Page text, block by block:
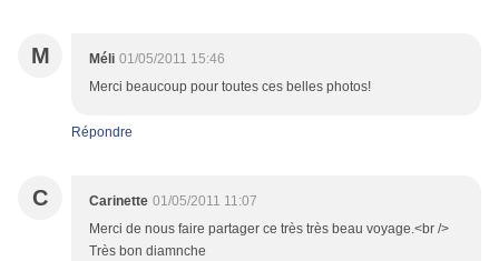
M Méli 01/05/2011 15:46
Merci beaucoup pour toutes ces belles photos!
Répondre
C Carinette 01/05/2011 11:07
Merci de nous faire partager ce très très beau voyage.<br />
Très bon diamnche